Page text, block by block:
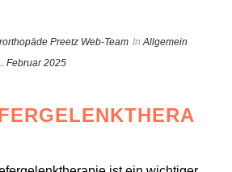
Preetz Web-Team In Allgemein
Februar 2025